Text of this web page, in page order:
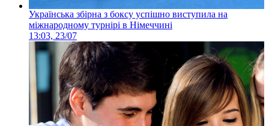
Українська збірна з боксу успішно виступила на
міжнародному турнірі в Німеччині
13:03, 23/07